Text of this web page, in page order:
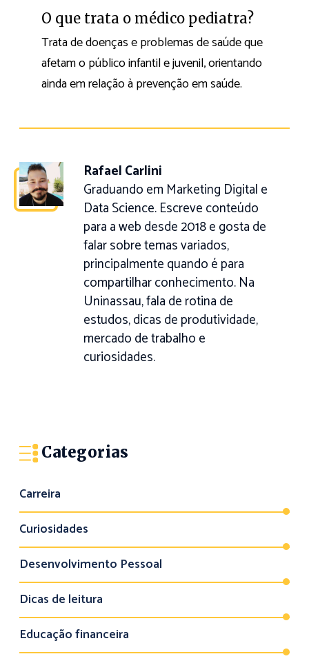
O que trata o médico pediatra?
Trata de doenças e problemas de saúde que
afetam o público infantil e juvenil, orientando
ainda em relação à prevenção em saúde.
Rafael Carlini
Graduando em Marketing Digital e
Data Science. Escreve conteúdo
para a web desde 2018 e gosta de
falar sobre temas variados,
principalmente quando é para
compartilhar conhecimento. Na
Uninassau, fala de rotina de
estudos, dicas de produtividade,
mercado de trabalho e
curiosidades.
Categorias
Carreira
Curiosidades
Desenvolvimento Pessoal
Dicas de leitura
Educação financeira